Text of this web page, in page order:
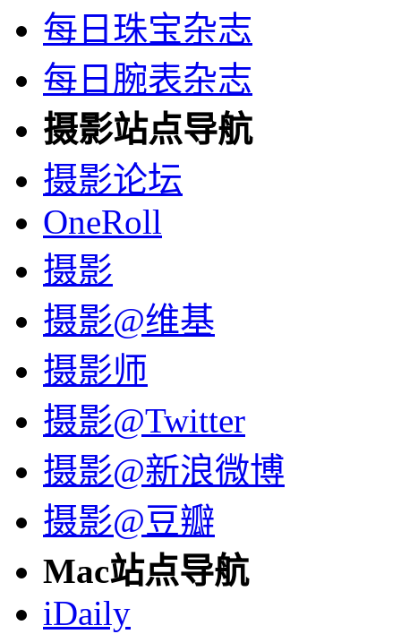
每日珠宝杂志
每日腕表杂志
摄影站点导航
摄影论坛
OneRoll
摄影
摄影@维基
摄影师
摄影@Twitter
摄影@新浪微博
摄影@豆瓣
Mac站点导航
iDaily